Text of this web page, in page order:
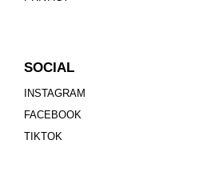
SOCIAL
INSTAGRAM
FACEBOOK
TIKTOK